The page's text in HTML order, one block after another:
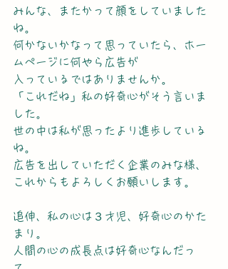
みんな、またかって顔をしていました
ね。
何かないかなって思っていたら、ホー
ムページに何やら広告が
入っているではありませんか。
「これだね」私の好奇心がそう言いま
した。
世の中は私が思ったより進歩している
ね。
広告を出していただく企業のみな様、
これからもよろしくお願いします。
追伸、私の心は３才児、好奇心のかた
まり。
人間の心の成長点は好奇心なんだっ